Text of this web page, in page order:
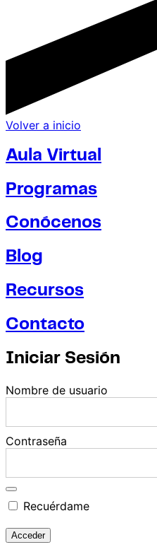
Volver a inicio
Aula Virtual
Programas
Conócenos
Blog
Recursos
Contacto
Iniciar Sesión
Nombre de usuario
Contraseña
Recuérdame